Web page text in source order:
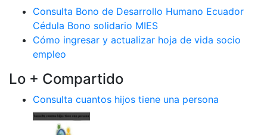
Consulta Bono de Desarrollo Humano Ecuador
Cédula Bono solidario MIES
Cómo ingresar y actualizar hoja de vida socio
empleo
Lo + Compartido
Consulta cuantos hijos tiene una persona